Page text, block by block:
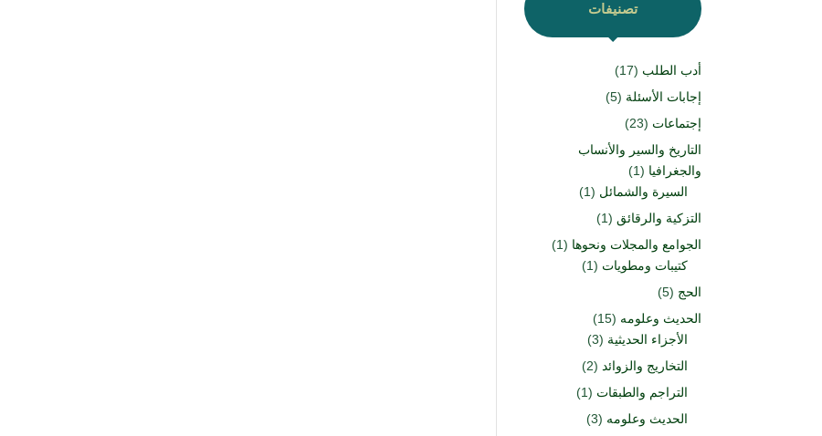
تصنيفات
أدب الطلب (17)
إجابات الأسئلة (5)
إجتماعات (23)
التاريخ والسير والأنساب
والجغرافيا (1)
السيرة والشمائل (1)
التزكية والرقائق (1)
الجوامع والمجلات ونحوها (1)
كتيبات ومطويات (1)
الحج (5)
الحديث وعلومه (15)
الأجزاء الحديثية (3)
التخاريج والزوائد (2)
التراجم والطبقات (1)
الحديث وعلومه (3)